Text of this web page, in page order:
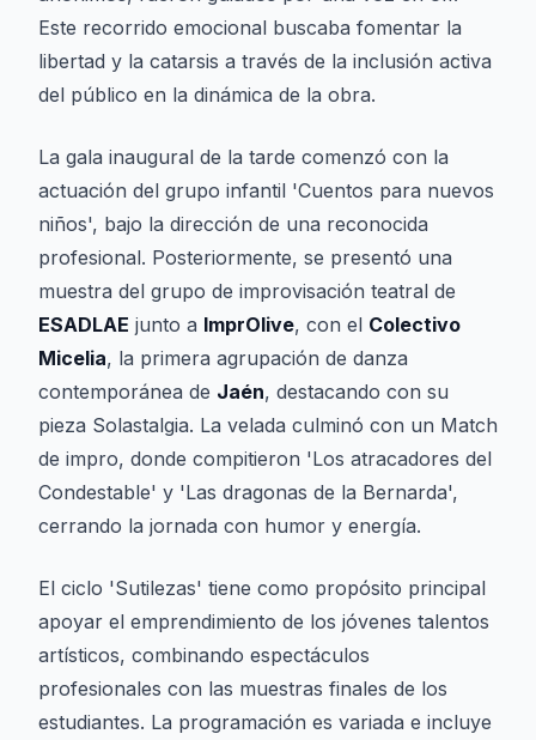
Este recorrido emocional buscaba fomentar la
libertad y la catarsis a través de la inclusión activa
del público en la dinámica de la obra.
La gala inaugural de la tarde comenzó con la
actuación del grupo infantil 'Cuentos para nuevos
niños', bajo la dirección de una reconocida
profesional. Posteriormente, se presentó una
muestra del grupo de improvisación teatral de
ESADLAE junto a ImprOlive, con el Colectivo
Micelia, la primera agrupación de danza
contemporánea de Jaén, destacando con su
pieza Solastalgia. La velada culminó con un Match
de impro, donde compitieron 'Los atracadores del
Condestable' y 'Las dragonas de la Bernarda',
cerrando la jornada con humor y energía.
El ciclo 'Sutilezas' tiene como propósito principal
apoyar el emprendimiento de los jóvenes talentos
artísticos, combinando espectáculos
profesionales con las muestras finales de los
estudiantes. La programación es variada e incluye